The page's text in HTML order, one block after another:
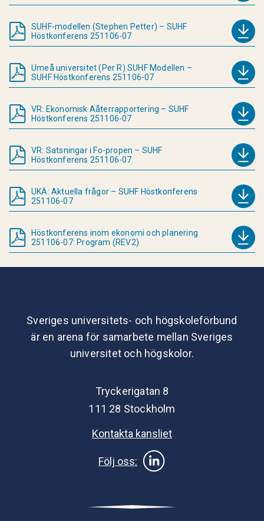
SUHF-modellen (Stephen Petter) – SUHF
Höstkonferens 251106-07
Umeå universitet (Per R) SUHF Modellen –
SUHF Höstkonferens 251106-07
VR: Ekonomisk Aåterrapportering – SUHF
Höstkonferens 251106-07
VR: Satsningar i Fo-propen – SUHF
Höstkonferens 251106-07
UKÄ: Aktuella frågor – SUHF Höstkonferens
251106-07
Höstkonferens inom ekonomi och planering
251106-07: Program (REV2)
Sveriges universitets- och högskoleförbund
är en arena för samarbete mellan Sveriges
universitet och högskolor.
Tryckerigatan 8
111 28 Stockholm
Kontakta kansliet
Följ oss: